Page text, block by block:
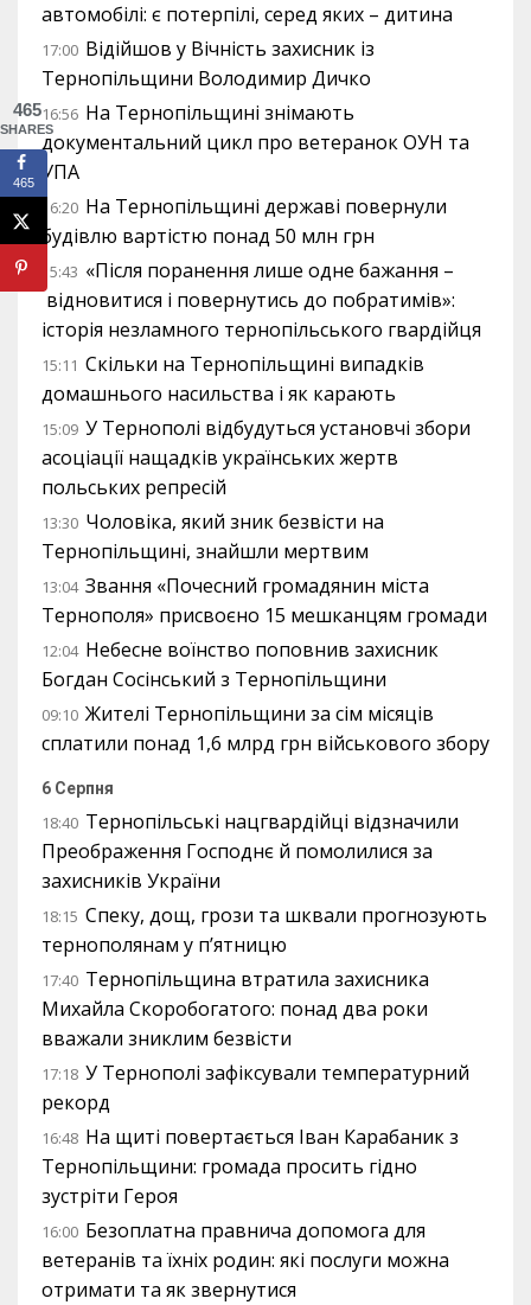
автомобілі: є потерпілі, серед яких – дитина
17:00 Відійшов у Вічність захисник із
Тернопільщини Володимир Дичко
16:56 На Тернопільщині знімають
документальний цикл про ветеранок ОУН та
УПА
16:20 На Тернопільщині державі повернули
будівлю вартістю понад 50 млн грн
15:43 «Після поранення лише одне бажання –
відновитися і повернутись до побратимів»:
історія незламного тернопільського гвардійця
15:11 Скільки на Тернопільщині випадків
домашнього насильства і як карають
15:09 У Тернополі відбудуться установчі збори
асоціації нащадків українських жертв
польських репресій
13:30 Чоловіка, який зник безвісти на
Тернопільщині, знайшли мертвим
13:04 Звання «Почесний громадянин міста
Тернополя» присвоєно 15 мешканцям громади
12:04 Небесне воїнство поповнив захисник
Богдан Сосінський з Тернопільщини
09:10 Жителі Тернопільщини за сім місяців
сплатили понад 1,6 млрд грн військового збору
6 Серпня
18:40 Тернопільські нацгвардійці відзначили
Преображення Господнє й помолилися за
захисників України
18:15 Спеку, дощ, грози та шквали прогнозують
тернополянам у п’ятницю
17:40 Тернопільщина втратила захисника
Михайла Скоробогатого: понад два роки
вважали зниклим безвісти
17:18 У Тернополі зафіксували температурний
рекорд
16:48 На щиті повертається Іван Карабаник з
Тернопільщини: громада просить гідно
зустріти Героя
16:00 Безоплатна правнича допомога для
ветеранів та їхніх родин: які послуги можна
отримати та як звернутися
465
SHARES
465